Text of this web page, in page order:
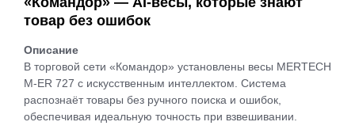
товар без ошибок
Описание
В торговой сети «Командор» установлены весы MERTECH
M-ER 727 с искусственным интеллектом. Система
распознаёт товары без ручного поиска и ошибок,
обеспечивая идеальную точность при взвешивании.